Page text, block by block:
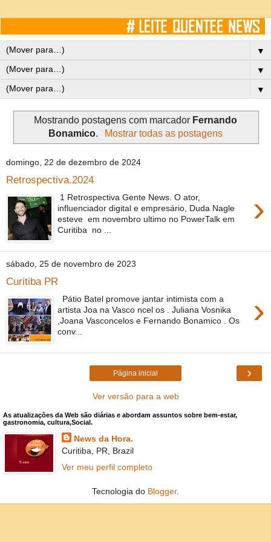
▼
▼
▼
Mostrando postagens com marcador Fernando
Bonamico. Mostrar todas as postagens
domingo, 22 de dezembro de 2024
Retrospectiva.2024
›
1 Retrospectiva Gente News. O ator,
influenciador digital e empresário, Duda Nagle
esteve em novembro ultimo no PowerTalk em
Curitiba no ...
sábado, 25 de novembro de 2023
Curitiba PR
›
Pátio Batel promove jantar intimista com a
artista Joa na Vasco ncel os . Juliana Vosnika
,Joana Vasconcelos e Fernando Bonamico . Os
conv...
›
Página inicial
Ver versão para a web
As atualizações da Web são diárias e abordam assuntos sobre bem-estar,
gastronomia, cultura,Social.
News da Hora.
Curitiba, PR, Brazil
Ver meu perfil completo
Tecnologia do Blogger.